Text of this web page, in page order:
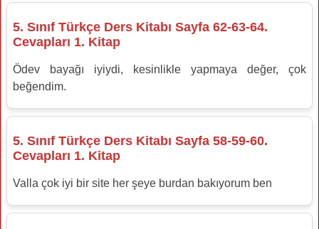
5. Sınıf Türkçe Ders Kitabı Sayfa 62-63-64.
Cevapları 1. Kitap
Ödev bayağı iyiydi, kesinlikle yapmaya değer, çok
beğendim.
5. Sınıf Türkçe Ders Kitabı Sayfa 58-59-60.
Cevapları 1. Kitap
Valla çok iyi bir site her şeye burdan bakıyorum ben